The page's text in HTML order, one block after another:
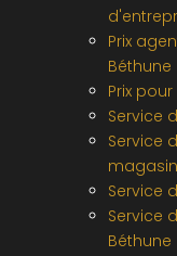
Prix
Béthune
Prix
Service
Service
Service
Service
Béthune